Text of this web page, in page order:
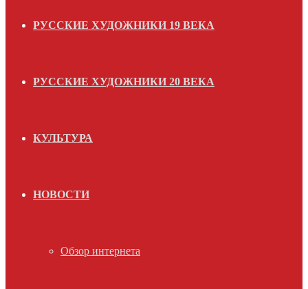
РУССКИЕ ХУДОЖНИКИ 19 ВЕКА
РУССКИЕ ХУДОЖНИКИ 20 ВЕКА
КУЛЬТУРА
НОВОСТИ
Обзор интернета